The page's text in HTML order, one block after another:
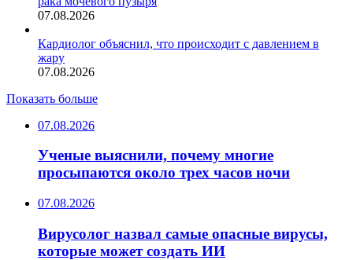
07.08.2026
Кардиолог объяснил, что происходит с давлением в
жару
07.08.2026
Показать больше
07.08.2026
Ученые выяснили, почему многие
просыпаются около трех часов ночи
07.08.2026
Вирусолог назвал самые опасные вирусы,
которые может создать ИИ